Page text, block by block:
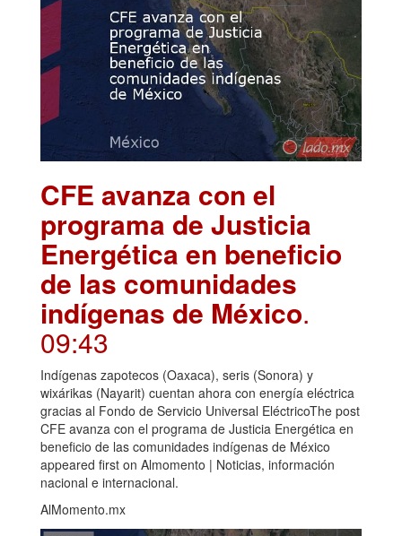
CFE avanza con el
programa de Justicia
Energética en beneficio
de las comunidades
indígenas de México.
09:43
Indígenas zapotecos (Oaxaca), seris (Sonora) y
wixárikas (Nayarit) cuentan ahora con energía eléctrica
gracias al Fondo de Servicio Universal EléctricoThe post
CFE avanza con el programa de Justicia Energética en
beneficio de las comunidades indígenas de México
appeared first on Almomento | Noticias, información
nacional e internacional.
AlMomento.mx